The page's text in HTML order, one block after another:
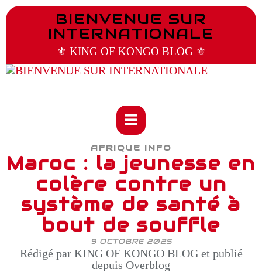
BIENVENUE SUR
INTERNATIONALE
⚜️ KING OF KONGO BLOG ⚜️
AFRIQUE INFO
Maroc : la jeunesse en
colère contre un
système de santé à
bout de souffle
9 OCTOBRE 2025
Rédigé par KING OF KONGO BLOG et publié
depuis Overblog